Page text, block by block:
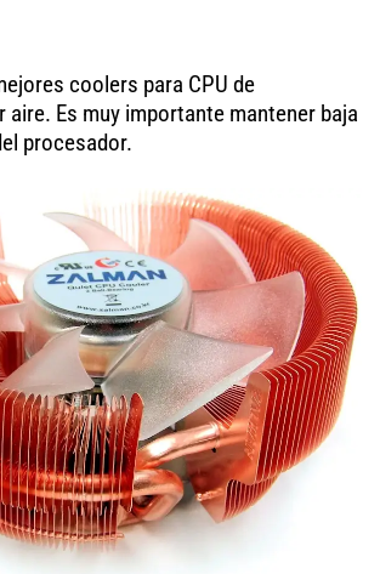
coolers para CPU de
aire. Es muy importante mantener baja
procesador.